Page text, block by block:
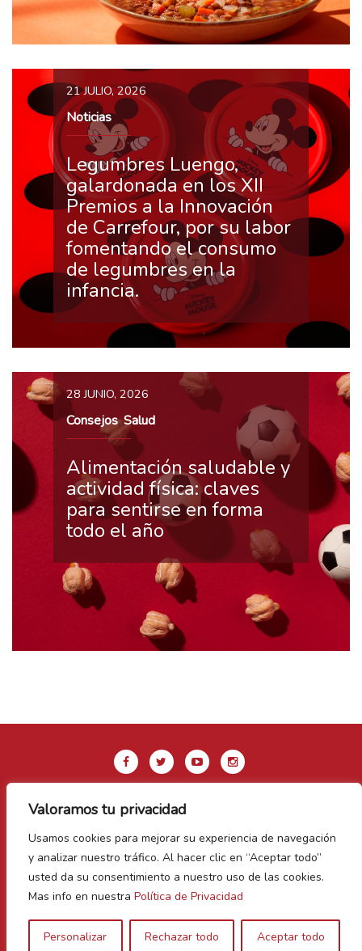
Valoramos tu privacidad
Usamos cookies para mejorar su experiencia de navegación
y analizar nuestro tráfico. Al hacer clic en “Aceptar todo”
usted da su consentimiento a nuestro uso de las cookies.
Mas info en nuestra Política de Privacidad
Personalizar Rechazar todo Aceptar todo
21 JULIO, 2026
Noticias
Legumbres Luengo,
galardonada en los XII
Premios a la Innovación
de Carrefour, por su labor
fomentando el consumo
de legumbres en la
infancia.
28 JUNIO, 2026
Consejos,Salud
Alimentación saludable y
actividad física: claves
para sentirse en forma
todo el año
Aviso legal y Política de privacidad
Política de Cookies
Contacto
Canal de Denuncias